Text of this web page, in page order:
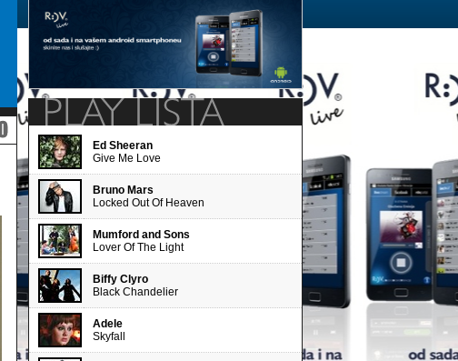
Ed Sheeran
Give Me Love
Bruno Mars
Locked Out Of Heaven
Mumford and Sons
Lover Of The Light
Biffy Clyro
Black Chandelier
Adele
Skyfall